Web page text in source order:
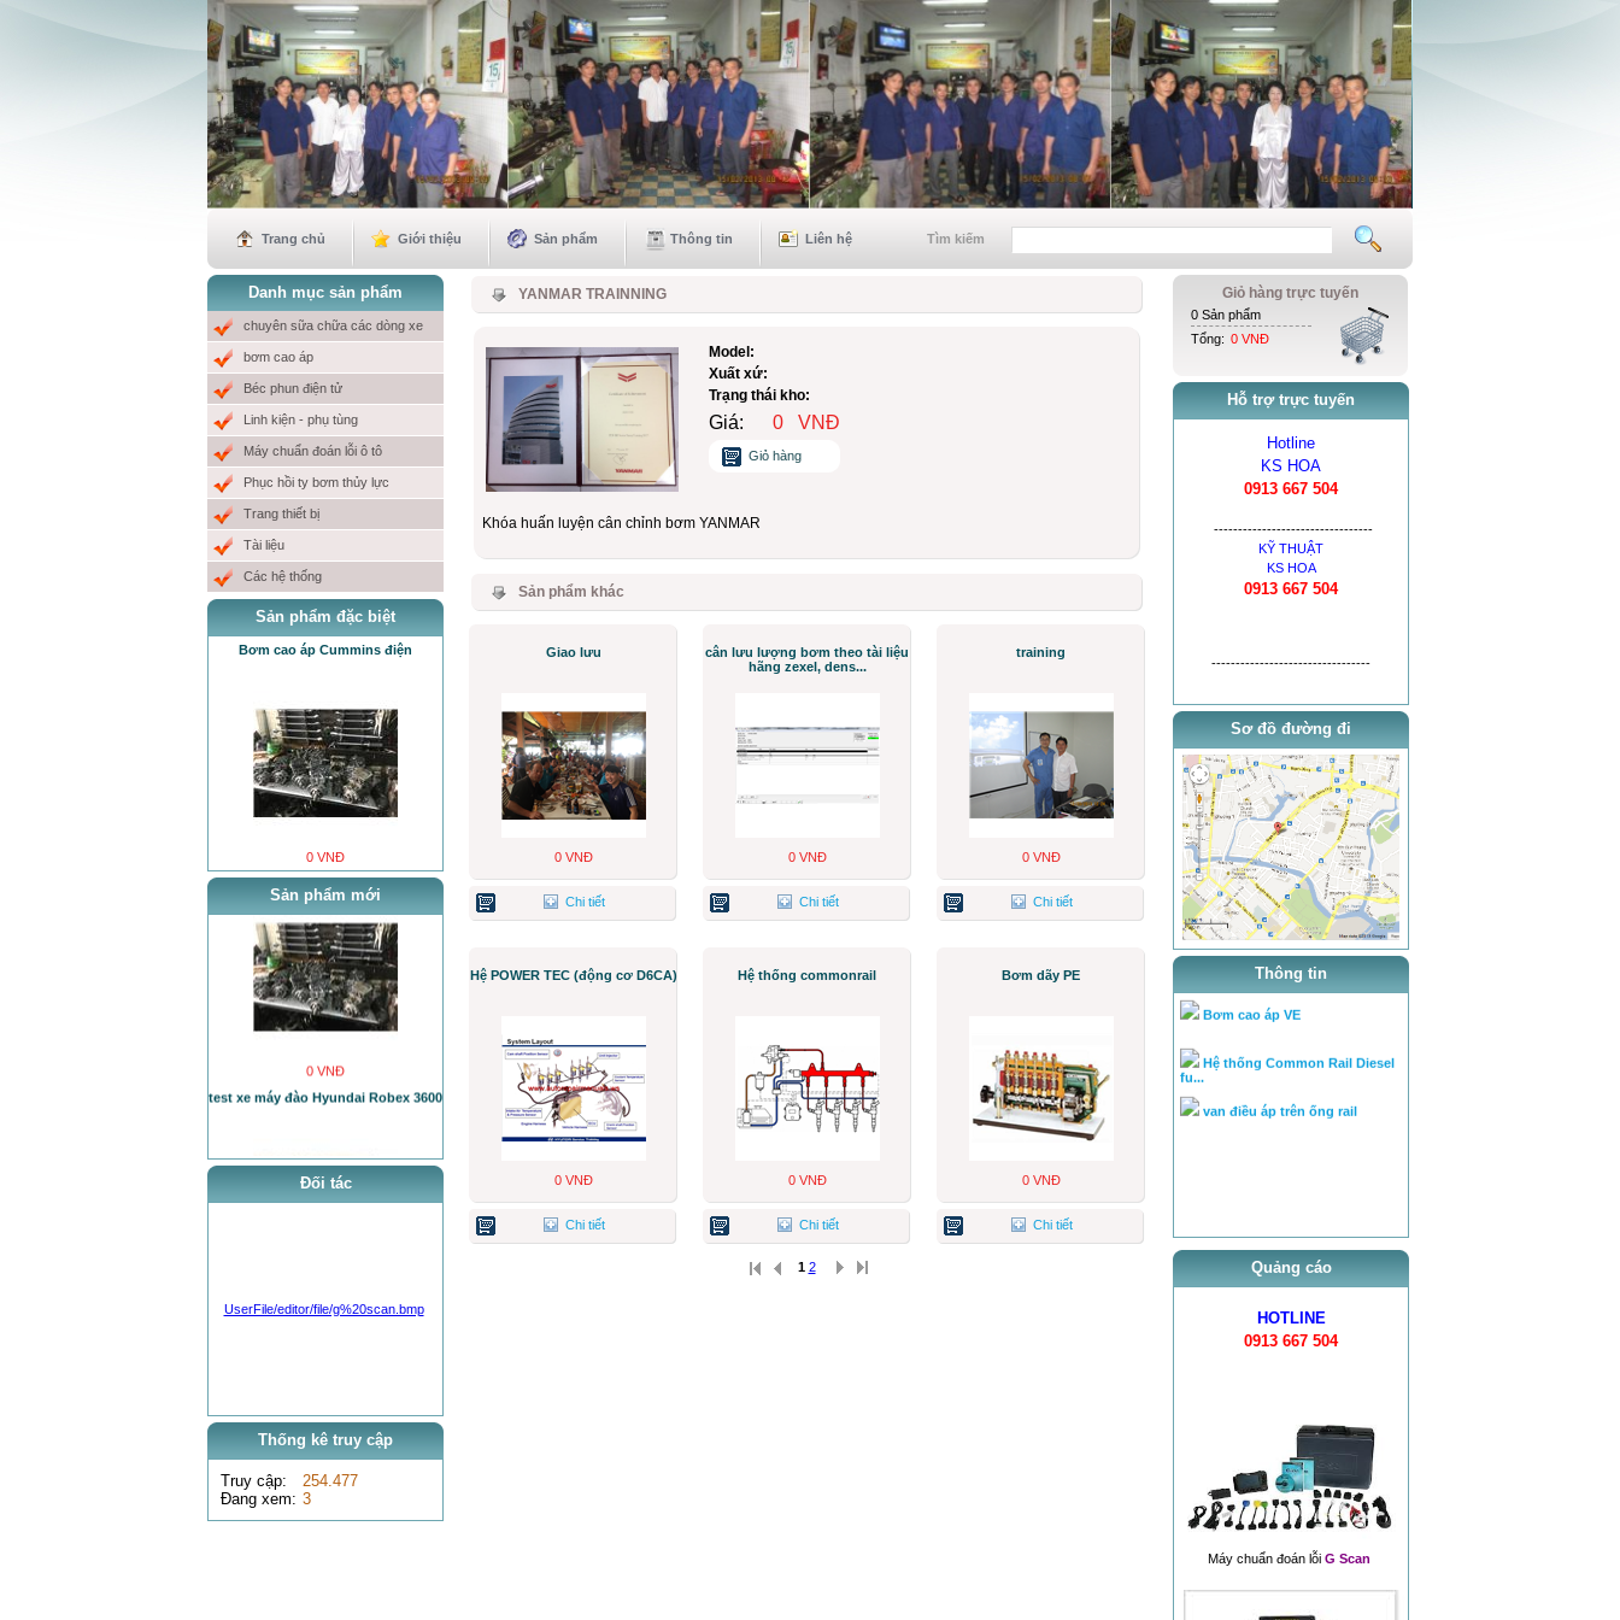
Trang chủ Giới thiệu Sản phẩm Thông tin Liên hệ Tìm kiếm
Danh mục sản phẩm
chuyên sữa chữa các dòng xe
bơm cao áp
Béc phun điện tử
Linh kiện - phụ tùng
Máy chuẩn đoán lỗi ô tô
Phục hồi ty bơm thủy lực
Trang thiết bị
Tài liệu
Các hệ thống
Sản phẩm đặc biệt
Bơm cao áp Cummins điện
0 VNĐ
Sản phẩm mới
Cơ Sở MƯỞI NHỎ sẽ khai trương
vào ngày mùng 6 tết Quí Mão 2023.
0 VNĐ
Chúc Mừng năm Mới
0 VNĐ
test xe máy đào Hyundai Robex 3600
0 VNĐ
Đối tác
UserFile/editor/file/g%20scan.bmp
Thống kê truy cập
Truy cập:
254.477
Đang xem: 3
YANMAR TRAINNING
Model:
Xuất xứ:
Trạng thái kho:
Giá: 0 VNĐ
Giỏ hàng
Khóa huấn luyện cân chỉnh bơm YANMAR
Sản phẩm khác
Giao lưu
0 VNĐ
Chi tiết
cân lưu lượng bơm theo tài liệu
hãng zexel, dens...
0 VNĐ
Chi tiết
training
0 VNĐ
Chi tiết
Hệ POWER TEC (động cơ D6CA)
0 VNĐ
Chi tiết
Hệ thống commonrail
0 VNĐ
Chi tiết
Bơm dãy PE
0 VNĐ
Chi tiết
1 2
Giỏ hàng trực tuyến
0 Sản phẩm
Tổng: 0 VNĐ
Hỗ trợ trực tuyến
Hotline
KS HOA
0913 667 504
---------------------------------
KỸ THUẬT
KS HOA
0913 667 504
---------------------------------
Sơ đồ đường đi
Thông tin
cân lưu lượng bơm theo tài
liệ...
Chuyên cân chỉnh bơm béc
theo...
Hệ PowerTec (động cơ D6CA)
Bơm cao áp PE (bơm dãy)
Bơm cao áp VE
fu...
van điều áp trên ống rail
Quảng cáo
HOTLINE
0913 667 504
Máy chuẩn đoán lỗi G Scan